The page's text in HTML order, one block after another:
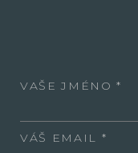
VAŠE JMÉNO
VÁŠ EMAIL